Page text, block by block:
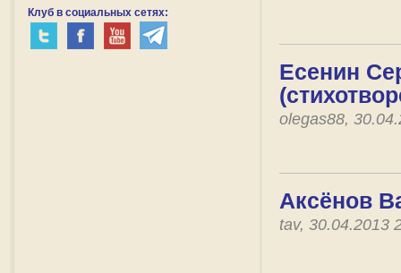
Клуб в социальных сетях:
Есенин
olegas88,
Аксёнов
tav,